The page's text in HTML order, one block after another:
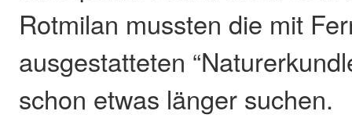
Rotmilan mussten die mit
ausgestatteten
schon etwas länger suchen.